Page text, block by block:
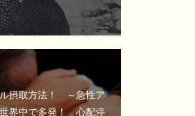
摂取方法！ ～急性ア
界中で多発！ 心配停